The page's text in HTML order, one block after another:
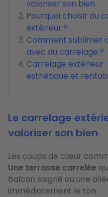
valoriser son bien
Pourquoi choisir du
extérieur ?
Comment sublimer
avec du carrelage ?
Carrelage extérieur
esthétique et
Le carrelage
valoriser son bien
Les coups de cœur
Une terrasse carrelée
balcon soigné ou une
immédiatement le ton.